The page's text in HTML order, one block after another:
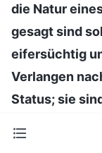
die Natur
gesagt sind
eifersüchtig
Verlangen
Status; sie